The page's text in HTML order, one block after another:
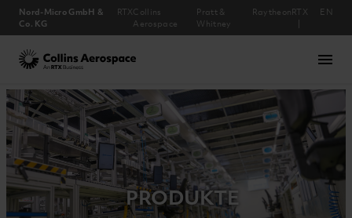
Collins Aerospace
Home
Unternehmen
Produkte
Team
Karriere
Downloads
Standort
Kontakt
News
menu
Nord-Micro GmbH &
Co. KG
RTXCollins
Aerospace
Pratt &
Whitney
RaytheonRTX EN
PRODUKTE